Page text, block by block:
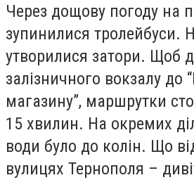
Через дощову погоду на
зупинилися тролейбуси.
утворилися затори. Щоб
залізничного вокзалу до
магазину”, маршрутки
15 хвилин. На окремих
води було до колін. Що
вулицях Тернополя –